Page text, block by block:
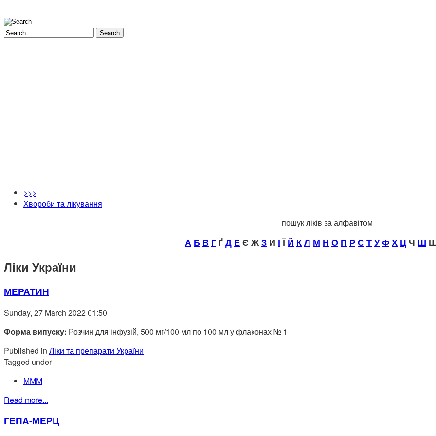
Search
>>>
Хвороби та лікування
пошук ліків за алфавітом
А Б В Г ҐД ЕЄ ЖЗ И ІЇЙ КЛ М Н О П РСТУФХ Ц Ч Ш
Ліки України
МЕРАТИН
Sunday, 27 March 2022 01:50
Форма випуску: Розчин для інфузій, 500 мг/100 мл по 100 мл у флаконах № 1
Published in Ліки та препарати України
Tagged under
МММ
Read more...
ГЕПА-МЕРЦ